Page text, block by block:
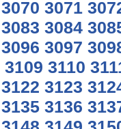
3070 3071
3083 3084
3096 3097
3109 3110
3122 3123
3135 3136